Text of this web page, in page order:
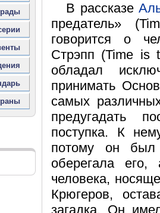
В рассказе
предатель»
говорится о
Стрэпп (Time is
обладал
принимать
самых
предугадать
поступка. К
потому он был
оберегала
человека,
Крюгеров,
загадка. Он